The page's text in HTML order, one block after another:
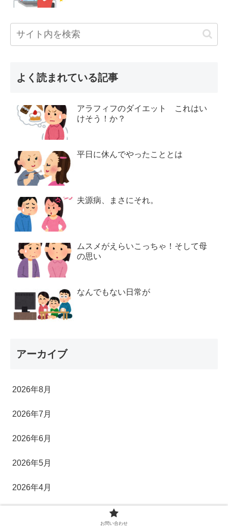
よく読まれている記事
アラフィフのダイエット これはい
けそう！か？
平日に休んでやったこととは
夫源病、まさにそれ。
ムスメがえらいこっちゃ！そして母
の思い
なんでもない日常が
アーカイブ
2026年8月
2026年7月
2026年6月
2026年5月
2026年4月
お問い合わせ